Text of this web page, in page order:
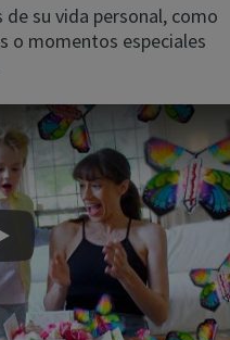
su vida personal, como
o momentos especiales